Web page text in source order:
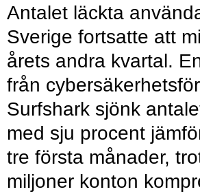
Antalet läckta
Sverige fortsatte att
årets andra kvartal.
från
Surfshark sjönk
med sju procent
tre första månader,
miljoner konton